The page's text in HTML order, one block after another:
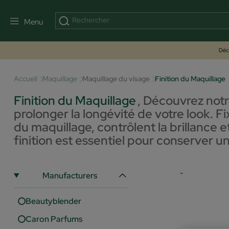
Menu
Accueil Maquillage Maquillage du visage Finition du Maquillage
Finition du Maquillage, Découvrez
prolonger la longévité de votre look.
du maquillage, contrôlent la brillance
finition est essentiel pour conserver
Manufacturers
Beautyblender
Caron Parfums
-